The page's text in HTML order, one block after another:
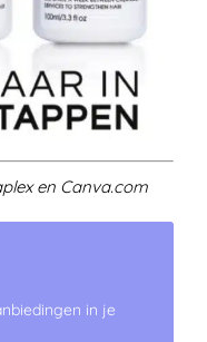
en Canva.com
in je